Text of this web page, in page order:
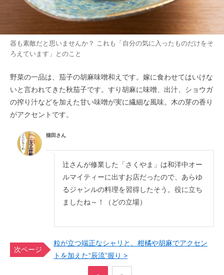
器も素敵だと思いませんか？ これも「自分の気に入ったものだけをそ
ろえています」とのこと
野菜の一品は、茄子の胡麻味噌和えです。嫁に食わせてはいけな
いと言われてきた秋茄子です。すり胡麻に味噌、出汁、ショウガ
の搾り汁などを加えた甘い味噌が実に繊細な風味。木の芽の香り
がアクセントです。
猫田さん
辻さんが修業した「さくやま」は和洋中オー
ルマイティーに出すお店だったので、あらゆ
るジャンルの料理を習得したそう。役に立ち
ましたね～！（どの立場）
次ページ
粒が立つ端正なシャリと、柑橘や胡麻でアクセン
トを加えた“辰流”握り >
,